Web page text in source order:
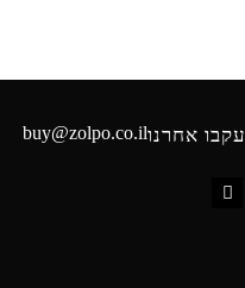
עקבו אחרנוbuy@zolpo.co.il